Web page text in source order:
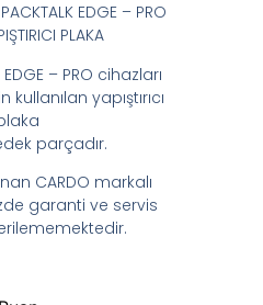
EDGE – PRO
PLAKA
– PRO cihazları
yapıştırıcı
parçadır.
CARDO markalı
garanti ve servis